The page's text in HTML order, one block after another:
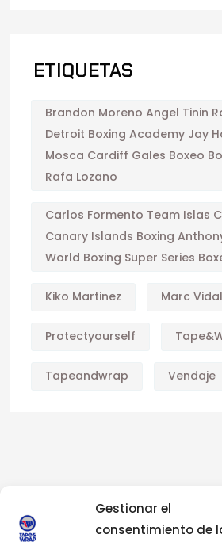
Gestionar el
consentimiento de
ETIQUETAS
Brandon Moreno Angel Tinin
Detroit Boxing Academy Jay
Mosca Cardiff Gales Boxeo
Rafa Lozano
Carlos Formento Team Islas
Canary Islands Boxing
World Boxing Super Series
Kiko Martinez Marc Vidal
Protectyourself
Tapeandwrap Vendaje